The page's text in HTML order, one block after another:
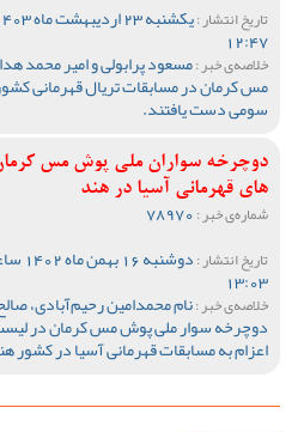
تاریخ انتشار :
12:47
خلاصه‌ی خبر :مسعود پرابولی و امیر محمد
مس کرمان در مسابقات تریال قهرمانی
سومی دست یافتند.
دوچرخه سواران ملی پوش مس
های قهرمانی آسیا در هند
شماره‌ی خبر :
تاریخ انتشار : دوشنبه 16
13:03
خلاصه‌ی خبر :نام محمدامین رحیم‌آبادی،
دوچرخه سوار ملی پوش مس کرمان در
اعزام به مسابقات قهرمانی آسیا در کشور